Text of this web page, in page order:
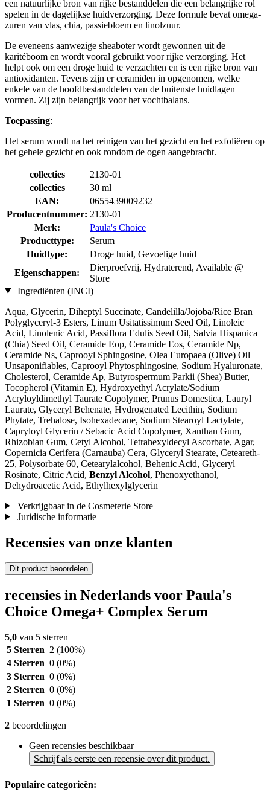
een natuurlijke bron van rijke bestanddelen die een belangrijke rol
spelen in de dagelijkse huidverzorging. Deze formule bevat omega-
zuren van vlas, chia, passiebloem en linolzuur.
De eveneens aanwezige sheaboter wordt gewonnen uit de
karitéboom en wordt vooral gebruikt voor rijke verzorging. Het
helpt ook om een droge huid te verzachten en is een rijke bron van
antioxidanten. Tevens zijn er ceramiden in opgenomen, welke
enkele van de hoofdbestanddelen van de buitenste huidlagen
vormen. Zij zijn belangrijk voor het vochtbalans.
Toepassing:
Het serum wordt na het reinigen van het gezicht en het exfoliëren op
het gehele gezicht en ook rondom de ogen aangebracht.
collecties
2130-01
collecties
30 ml
EAN:
0655439009232
Producentnummer: 2130-01
Merk:
Paula's Choice
Producttype:
Serum
Huidtype:
Droge huid, Gevoelige huid
Eigenschappen:
Dierproefvrij, Hydraterend, Available @
Store
Ingrediënten (INCI)
Aqua, Glycerin, Diheptyl Succinate, Candelilla/Jojoba/Rice Bran
Polyglyceryl-3 Esters, Linum Usitatissimum Seed Oil, Linoleic
Acid, Linolenic Acid, Passiflora Edulis Seed Oil, Salvia Hispanica
(Chia) Seed Oil, Ceramide Eop, Ceramide Eos, Ceramide Np,
Ceramide Ns, Caprooyl Sphingosine, Olea Europaea (Olive) Oil
Unsaponifiables, Caprooyl Phytosphingosine, Sodium Hyaluronate,
Cholesterol, Ceramide Ap, Butyrospermum Parkii (Shea) Butter,
Tocopherol (Vitamin E), Hydroxyethyl Acrylate/Sodium
Acryloyldimethyl Taurate Copolymer, Prunus Domestica, Lauryl
Laurate, Glyceryl Behenate, Hydrogenated Lecithin, Sodium
Phytate, Trehalose, Isohexadecane, Sodium Stearoyl Lactylate,
Capryloyl Glycerin / Sebacic Acid Copolymer, Xanthan Gum,
Rhizobian Gum, Cetyl Alcohol, Tetrahexyldecyl Ascorbate, Agar,
Copernicia Cerifera (Carnauba) Cera, Glyceryl Stearate, Ceteareth-
25, Polysorbate 60, Cetearylalcohol, Behenic Acid, Glyceryl
Rosinate, Citric Acid, Benzyl Alcohol, Phenoxyethanol,
Dehydroacetic Acid, Ethylhexylglycerin
Verkrijgbaar in de Cosmeterie Store
Juridische informatie
Recensies van onze klanten
Dit product beoordelen
recensies in Nederlands voor Paula's
Choice Omega+ Complex Serum
5,0 van 5 sterren
5 Sterren 2 (100%)
4 Sterren 0 (0%)
3 Sterren 0 (0%)
2 Sterren 0 (0%)
1 Sterren 0 (0%)
2 beoordelingen
Geen recensies beschikbaar
Schrijf als eerste een recensie over dit product.
Populaire categorieën: